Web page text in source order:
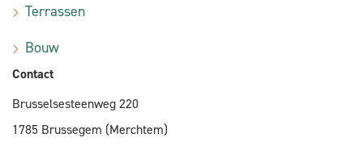
Terrassen
Bouw
Contact
Brusselsesteenweg 220
1785 Brussegem (Merchtem)